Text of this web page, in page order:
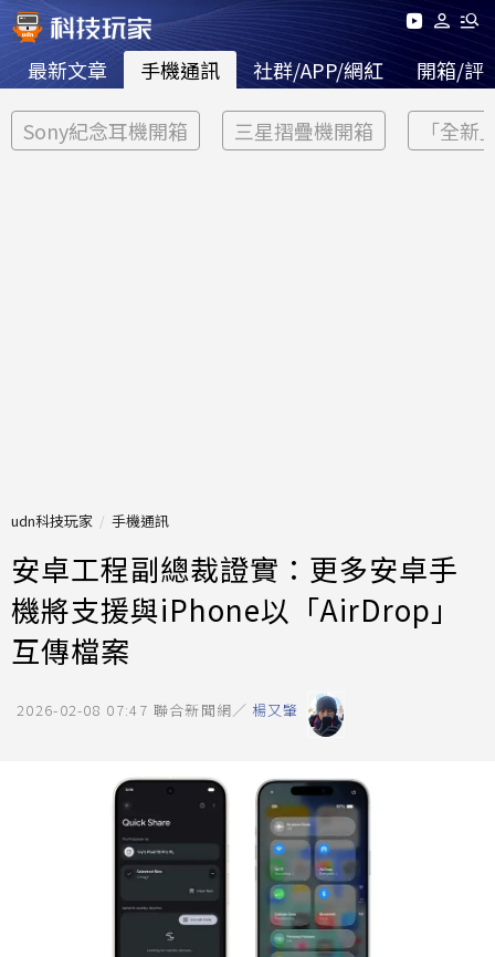
最新文章 手機通訊 社群/APP/網紅 開箱/評
Sony紀念耳機開箱 三星摺疊機開箱 「全新
udn科技玩家 手機通訊
安卓工程副總裁證實：更多安卓手
機將支援與iPhone以「AirDrop」
互傳檔案
2026-02-08 07:47 聯合新聞網／ 楊又肇